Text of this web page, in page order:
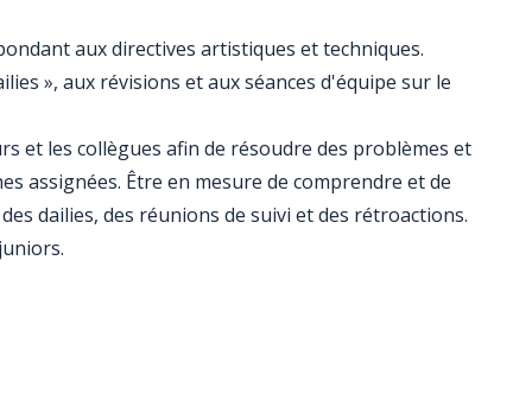
aux directives artistiques et techniques.
», aux révisions et aux séances d'équipe sur le
et les collègues afin de résoudre des problèmes et
assignées. Être en mesure de comprendre et de
dailies, des réunions de suivi et des rétroactions.